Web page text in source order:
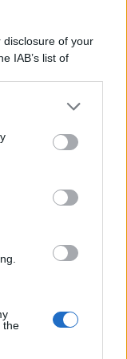
of your
IAB’s list of
us to third parties
or more Google
including but
You may click to
party tags to
the